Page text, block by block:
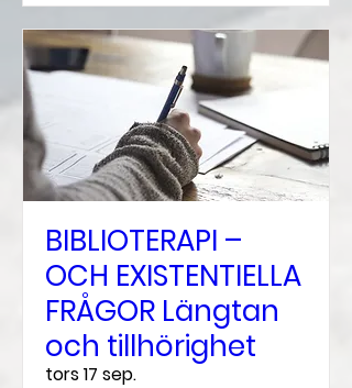
BIBLIOTERAPI –
OCH EXISTENTIELLA
FRÅGOR Längtan
och tillhörighet
tors 17 sep.